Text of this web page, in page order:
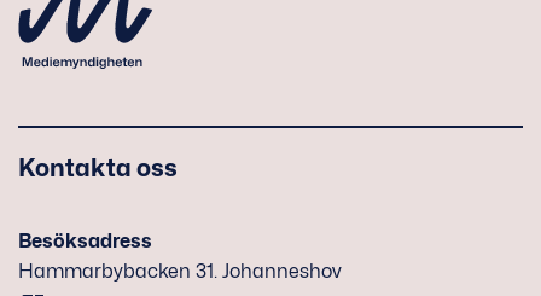
Kontakta oss
Besöksadress
Hammarbybacken 31. Johanneshov